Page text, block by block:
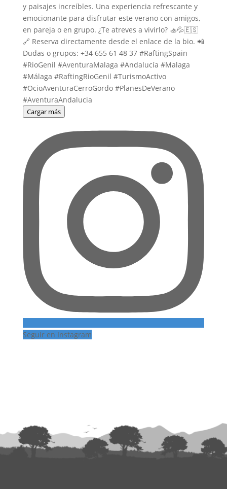
Cargar más
Seguir en Instagram